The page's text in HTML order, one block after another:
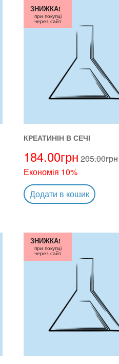
КРЕАТИНІН В СЕЧІ
184.00грн 205.00грн
Економія 10%
ЗНИЖКА!
при покупці
через сайт
Додати в кошик
ЗНИЖКА!
при покупці
через сайт